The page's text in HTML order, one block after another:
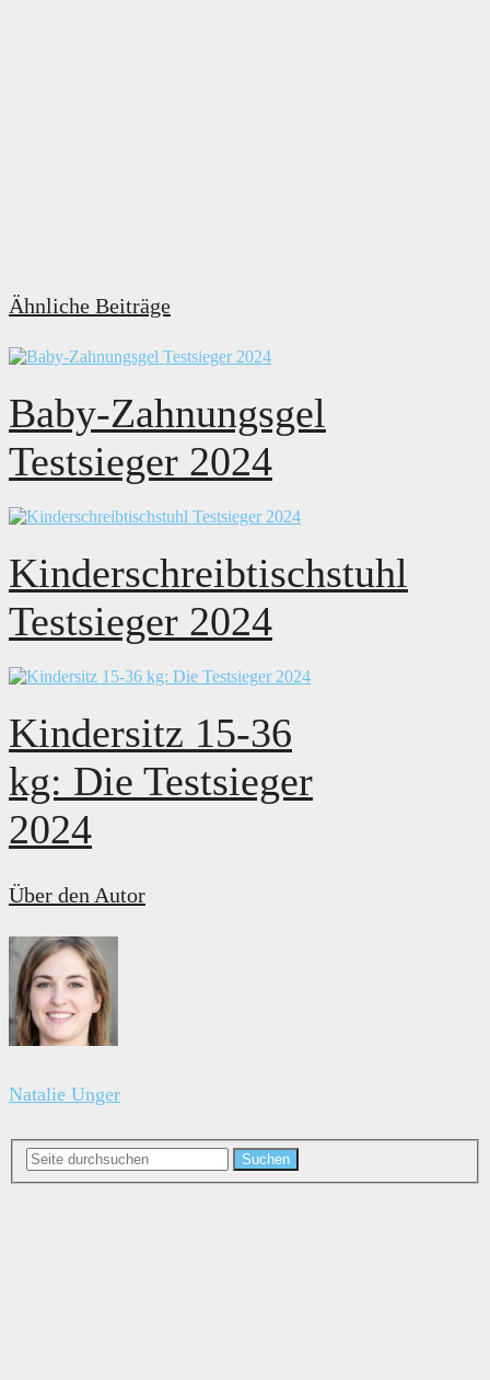
Ähnliche Beiträge
Baby-Zahnungsgel
Testsieger 2024
Kinderschreibtischstuhl
Testsieger 2024
Kindersitz 15-36
kg: Die Testsieger
2024
Über den Autor
Natalie Unger
Suchen